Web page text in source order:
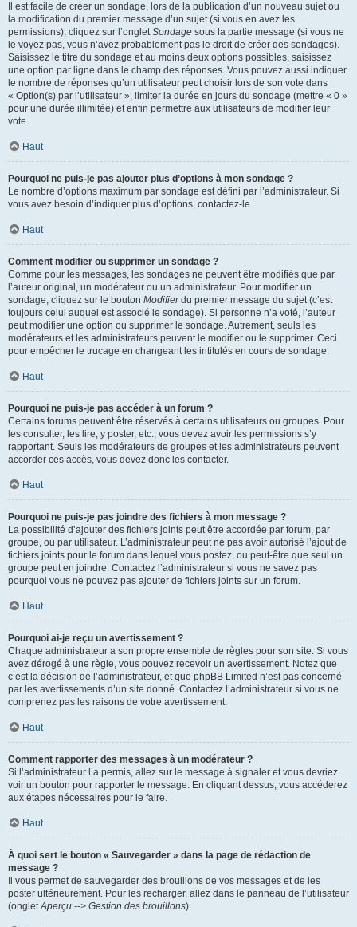
Il est facile de créer un sondage, lors de la publication d’un nouveau sujet ou
la modification du premier message d’un sujet (si vous en avez les
permissions), cliquez sur l’ongletSondage sous la partie message (si vous ne
le voyez pas, vous n’avez probablement pas le droit de créer des sondages).
Saisissez le titre du sondage et au moins deux options possibles, saisissez
une option par ligne dans le champ des réponses. Vous pouvez aussi indiquer
le nombre de réponses qu’un utilisateur peut choisir lors de son vote dans
« Option(s) par l’utilisateur », limiter la durée en jours du sondage (mettre « 0 »
pour une durée illimitée) et enfin permettre aux utilisateurs de modifier leur
vote.
Haut
Pourquoi ne puis-je pas ajouter plus d’options à mon sondage ?
Le nombre d’options maximum par sondage est défini par l’administrateur. Si
vous avez besoin d’indiquer plus d’options, contactez-le.
Haut
Comment modifier ou supprimer un sondage ?
Comme pour les messages, les sondages ne peuvent être modifiés que par
l’auteur original, un modérateur ou un administrateur. Pour modifier un
sondage, cliquez sur le bouton Modifierdu premier message du sujet (c’est
toujours celui auquel est associé le sondage). Si personne n’a voté, l’auteur
peut modifier une option ou supprimer le sondage. Autrement, seuls les
modérateurs et les administrateurs peuvent le modifier ou le supprimer. Ceci
pour empêcher le trucage en changeant les intitulés en cours de sondage.
Haut
Pourquoi ne puis-je pas accéder à un forum ?
Certains forums peuvent être réservés à certains utilisateurs ou groupes. Pour
les consulter, les lire, y poster, etc., vous devez avoir les permissions s’y
rapportant. Seuls les modérateurs de groupes et les administrateurs peuvent
accorder ces accès, vous devez donc les contacter.
Haut
Pourquoi ne puis-je pas joindre des fichiers à mon message ?
La possibilité d’ajouter des fichiers joints peut être accordée par forum, par
groupe, ou par utilisateur. L’administrateur peut ne pas avoir autorisé l’ajout de
fichiers joints pour le forum dans lequel vous postez, ou peut-être que seul un
groupe peut en joindre. Contactez l’administrateur si vous ne savez pas
pourquoi vous ne pouvez pas ajouter de fichiers joints sur un forum.
Haut
Pourquoi ai-je reçu un avertissement ?
Chaque administrateur a son propre ensemble de règles pour son site. Si vous
avez dérogé à une règle, vous pouvez recevoir un avertissement. Notez que
c’est la décision de l’administrateur, et que phpBB Limited n’est pas concerné
par les avertissements d’un site donné. Contactez l’administrateur si vous ne
comprenez pas les raisons de votre avertissement.
Haut
Comment rapporter des messages à un modérateur ?
Si l’administrateur l’a permis, allez sur le message à signaler et vous devriez
voir un bouton pour rapporter le message. En cliquant dessus, vous accéderez
aux étapes nécessaires pour le faire.
Haut
À quoi sert le bouton « Sauvegarder » dans la page de rédaction de
message ?
Il vous permet de sauvegarder des brouillons de vos messages et de les
poster ultérieurement. Pour les recharger, allez dans le panneau de l’utilisateur
(ongletAperçu --> Gestion des brouillons).